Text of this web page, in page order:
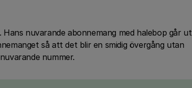
nuvarande abonnemang med halebop går ut
så att det blir en smidig övergång utan
nummer.